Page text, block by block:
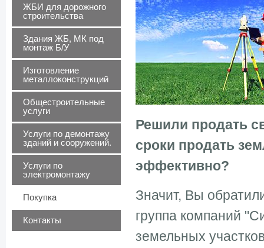
ЖБИ для дорожного
строительства
Здания ЖБ, МК под
монтаж Б/У
Изготовление
металлоконструкций
Общестроительные
услуги
Услуги по демонтажу
зданий и сооружений.
Услуги по
электромонтажу
Покупка
Контакты
Решили продать
сроки продать
эффективно?
Значит, Вы
группа компаний
земельных